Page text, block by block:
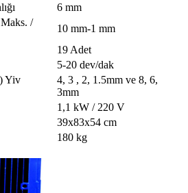
6 mm
/
10 mm-1 mm
19 Adet
5-20 dev/dak
Yiv
4, 3 , 2, 1.5mm ve 8, 6,
3mm
1,1 kW / 220 V
39x83x54 cm
180 kg